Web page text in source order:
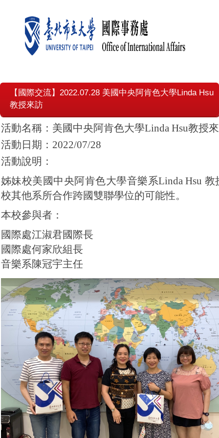
【國際交流】2022.07.28 美國中央阿肯色大學Linda Hsu
教授來訪
活動名稱：美國中央阿肯色大學Linda Hsu教授
活動日期：2022/07/28
活動說明：
姊妹校美國中央阿肯色大學音樂系Linda Hsu
校其他系所合作跨國雙聯學位的可能性。
本校參與者：
國際處江淑君國際長
國際處何家欣組長
音樂系陳冠宇主任